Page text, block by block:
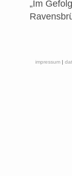
„Im
impressum |